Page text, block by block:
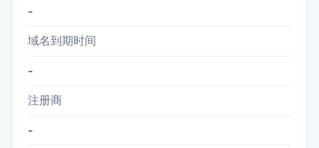
-
域名到期时间
-
注册商
-